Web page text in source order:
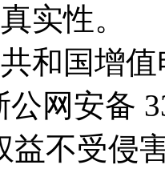
实性。
共和国增
公网安备
益不受侵